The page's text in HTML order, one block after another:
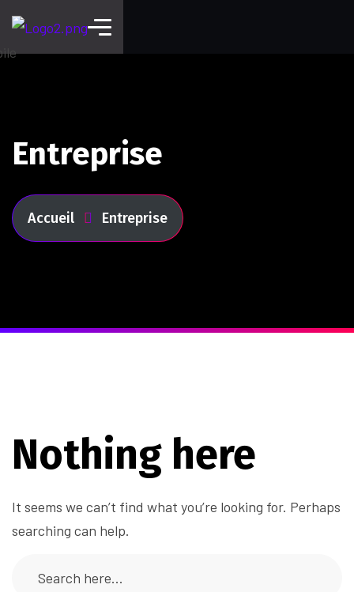
Entreprise
Accueil Entreprise
Nothing here
It seems we can’t find what you’re looking for. Perhaps
searching can help.